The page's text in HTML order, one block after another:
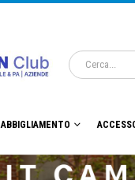
ABBIGLIAMENTO